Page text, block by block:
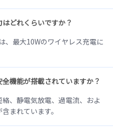
どれくらいですか？
、最大10Wのワイヤレス充電に
機能が搭載されていますか？
、静電気放電、過電流、およ
まれています。